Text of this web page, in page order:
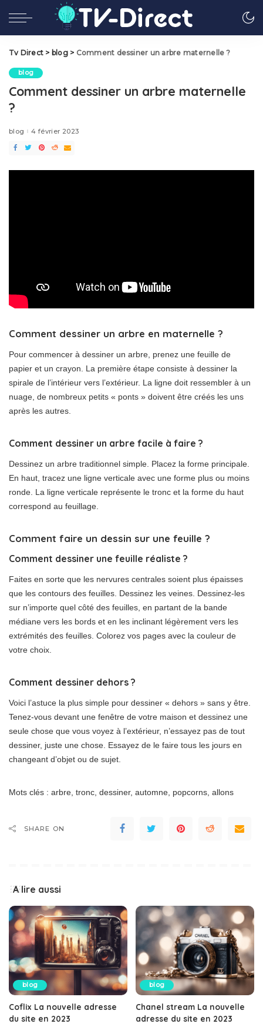
Tv Direct > blog> Comment dessiner un arbre maternelle ?
blog
Comment dessiner un arbre maternelle
?
blog 4 février 2023
Comment dessiner un arbre en maternelle ?
Pour commencer à dessiner un arbre, prenez une feuille de
papier et un crayon. La première étape consiste à dessiner la
spirale de l’intérieur vers l’extérieur. La ligne doit ressembler à un
nuage, de nombreux petits « ponts » doivent être créés les uns
après les autres.
Comment dessiner un arbre facile à faire ?
Dessinez un arbre traditionnel simple. Placez la forme principale.
En haut, tracez une ligne verticale avec une forme plus ou moins
ronde. La ligne verticale représente le tronc et la forme du haut
correspond au feuillage.
Comment faire un dessin sur une feuille ?
Comment dessiner une feuille réaliste ?
Faites en sorte que les nervures centrales soient plus épaisses
que les contours des feuilles. Dessinez les veines. Dessinez-les
sur n’importe quel côté des feuilles, en partant de la bande
médiane vers les bords et en les inclinant légèrement vers les
extrémités des feuilles. Colorez vos pages avec la couleur de
votre choix.
Comment dessiner dehors ?
Voici l’astuce la plus simple pour dessiner « dehors » sans y être.
Tenez-vous devant une fenêtre de votre maison et dessinez une
seule chose que vous voyez à l’extérieur, n’essayez pas de tout
dessiner, juste une chose. Essayez de le faire tous les jours en
changeant d’objet ou de sujet.
Mots clés : arbre, tronc, dessiner, automne, popcorns, allons
SHARE ON
A lire aussi
blog
Coflix La nouvelle adresse
du site en 2023
blog
Chanel stream La nouvelle
adresse du site en 2023